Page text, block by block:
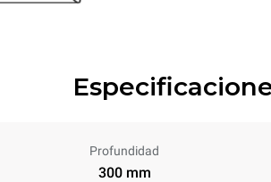
Profundidad
300 mm